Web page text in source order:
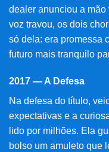
dealer anunciou a
voz travou, os dois
só dela: era promessa
futuro mais tranquilo
2017 — A Defesa
Na defesa do título,
expectativas e a
lido por milhões. Ela
bolso um amuleto que